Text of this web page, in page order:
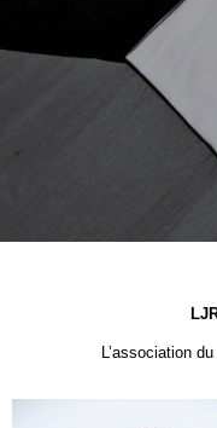
L’association